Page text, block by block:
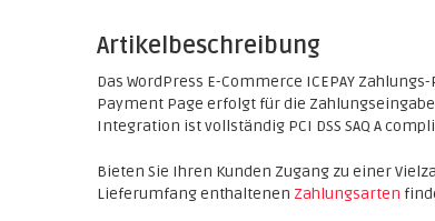
Artikelbeschreibung
Das WordPress E-Commerce ICEPAY
Payment Page erfolgt für die
Integration ist vollständig PCI DSS SAQ A
Bieten Sie Ihren Kunden Zugang zu einer
Lieferumfang enthaltenen Zahlungsarten